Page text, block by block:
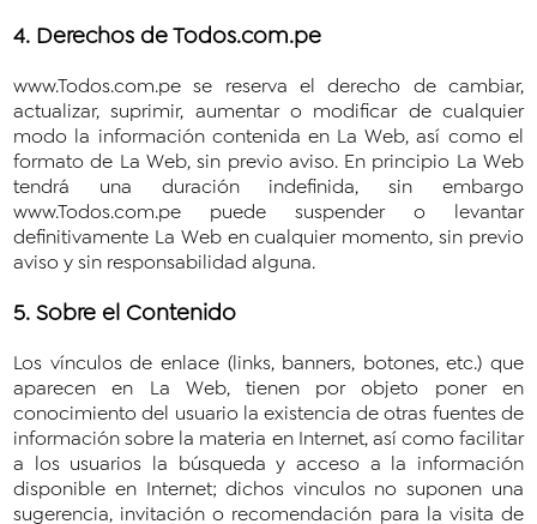
4. Derechos de Todos.com.pe
www.Todos.com.pe se reserva el derecho de cambiar,
actualizar, suprimir, aumentar o modificar de cualquier
modo la información contenida en La Web, así como el
formato de La Web, sin previo aviso. En principio La Web
tendrá una duración indefinida, sin embargo
www.Todos.com.pe puede suspender o levantar
definitivamente La Web en cualquier momento, sin previo
aviso y sin responsabilidad alguna.
5. Sobre el Contenido
Los vínculos de enlace (links, banners, botones, etc.) que
aparecen en La Web, tienen por objeto poner en
conocimiento del usuario la existencia de otras fuentes de
información sobre la materia en Internet, así como facilitar
a los usuarios la búsqueda y acceso a la información
disponible en Internet; dichos vinculos no suponen una
sugerencia, invitación o recomendación para la visita de